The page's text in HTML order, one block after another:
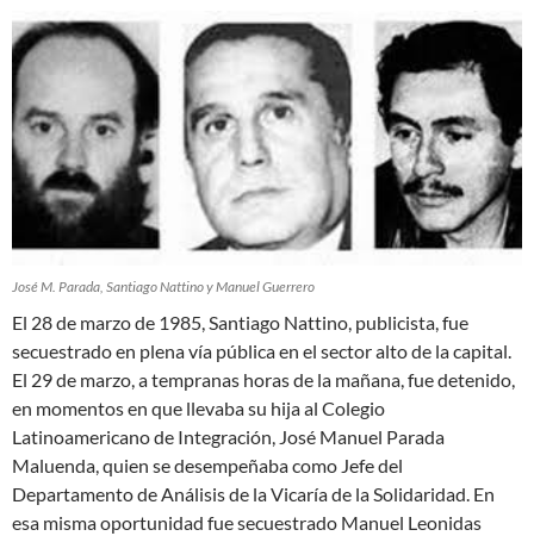
José M. Parada, Santiago Nattino y Manuel Guerrero
El 28 de marzo de 1985, Santiago Nattino, publicista, fue
secuestrado en plena vía pública en el sector alto de la capital.
El 29 de marzo, a tempranas horas de la mañana, fue detenido,
en momentos en que llevaba su hija al Colegio
Latinoamericano de Integración, José Manuel Parada
Maluenda, quien se desempeñaba como Jefe del
Departamento de Análisis de la Vicaría de la Solidaridad. En
esa misma oportunidad fue secuestrado Manuel Leonidas